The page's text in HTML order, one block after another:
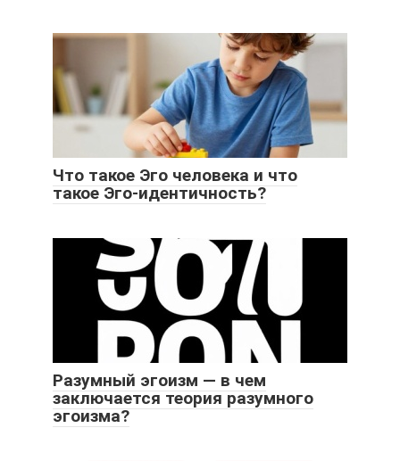
Что такое Эго человека и что
такое Эго-идентичность?
Разумный эгоизм — в чем
заключается теория разумного
эгоизма?